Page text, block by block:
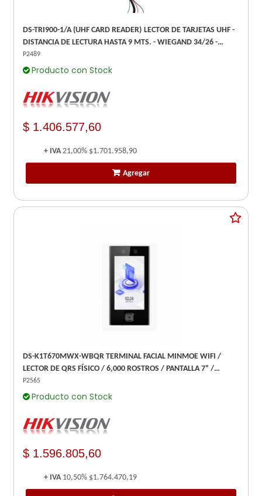
DS-TRI900-1/A (UHF CARD READER) LECTOR DE TARJETAS UHF -
DISTANCIA DE LECTURA HASTA 9 MTS. - WIEGAND 34/26 -
HIKVISION - LECTORA UHF
P2489
Producto con Stock
$ 1.406.577,60
+ IVA21,00% $1.701.958,90
Agregar
DS-K1T670MWX-WBQR TERMINAL FACIAL MINMOE WIFI /
LECTOR DE QRS FÍSICO / 6,000 ROSTROS / PANTALLA 7" /
BOTON FISICO DE VIDEO PORTERIA
P2565
Producto con Stock
$ 1.596.805,60
+ IVA 10,50% $1.764.470,19